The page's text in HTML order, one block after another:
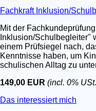
Fachkraft Inklusion/
Mit der
Inklusion/Schulbegleiter"
einem Prüfsiegel nach,
Kenntnisse haben, um
schulischen Alltag zu
149,00 EUR (incl. 0%
Das interessiert mich